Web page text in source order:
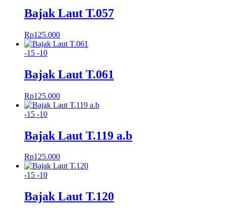
Bajak Laut T.057
Rp125.000
-15 -10
Bajak Laut T.061
Rp125.000
-15 -10
Bajak Laut T.119 a.b
Rp125.000
-15 -10
Bajak Laut T.120